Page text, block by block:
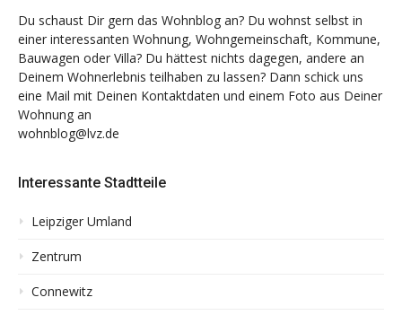
Du schaust Dir gern das Wohnblog an? Du wohnst selbst in
einer interessanten Wohnung, Wohngemeinschaft, Kommune,
Bauwagen oder Villa? Du hättest nichts dagegen, andere an
Deinem Wohnerlebnis teilhaben zu lassen? Dann schick uns
eine Mail mit Deinen Kontaktdaten und einem Foto aus Deiner
Wohnung an
wohnblog@lvz.de
Interessante Stadtteile
Leipziger Umland
Zentrum
Connewitz